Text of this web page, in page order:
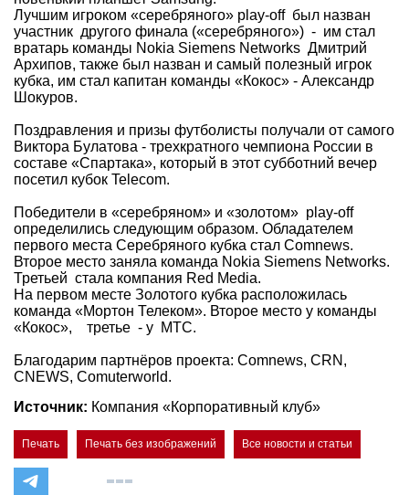
Лучшим игроком «серебряного» play-off был назван
участник другого финала («серебряного») - им стал
вратарь команды Nokia Siemens Networks Дмитрий
Архипов, также был назван и самый полезный игрок
кубка, им стал капитан команды «Кокос» - Александр
Шокуров.
Поздравления и призы футболисты получали от самого
Виктора Булатова - трехкратного чемпиона России в
составе «Спартака», который в этот субботний вечер
посетил кубок Telecom.
Победители в «серебряном» и «золотом» play-off
определились следующим образом. Обладателем
первого места Серебряного кубка стал Comnews.
Второе место заняла команда Nokia Siemens Networks.
Третьей стала компания Red Media.
На первом месте Золотого кубка расположилась
команда «Мортон Телеком». Второе место у команды
«Кокос», третье - у МТС.
Благодарим партнёров проекта: Comnews, CRN,
CNEWS, Comuterworld.
Источник: Компания «Корпоративный клуб»
Печать Печать без изображений Все новости и статьи